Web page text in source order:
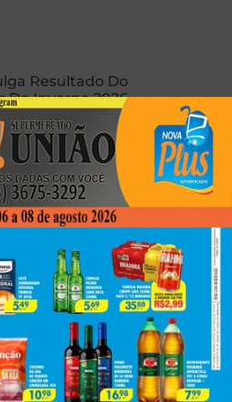
Resultado Do
De Inverno 2026
Da Saúde
E A Arquitetura Da
Hospitalar: Uma
Da Proteção
Next